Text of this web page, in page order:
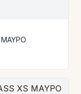
ΜΑΥΡΟ